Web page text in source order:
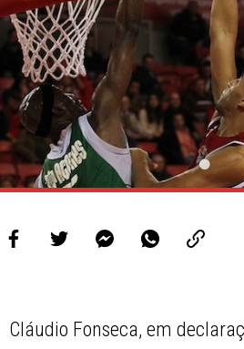
Cláudio Fonseca, em